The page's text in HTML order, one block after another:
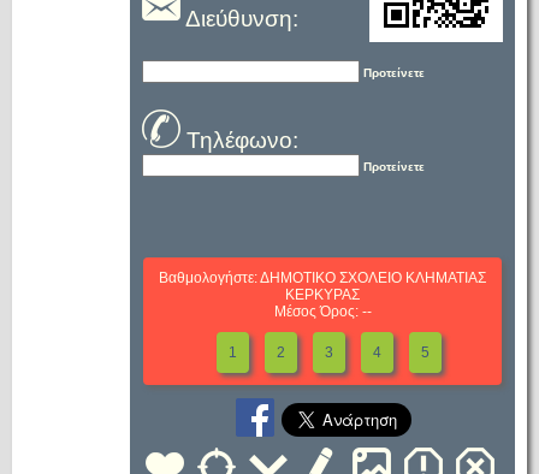
Διεύθυνση:
Προτείνετε
Τηλέφωνο:
Προτείνετε
Βαθμολογήστε: ΔΗΜΟΤΙΚΟ ΣΧΟΛΕΙΟ ΚΛΗΜΑΤΙΑΣ
ΚΕΡΚΥΡΑΣ
Μέσος Όρος: --
1 2 3 4 5